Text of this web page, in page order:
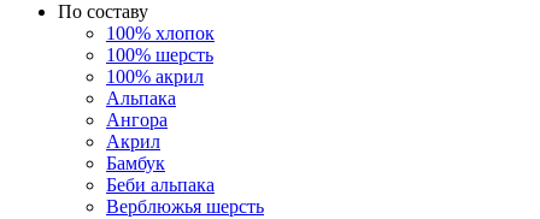
По составу
100% хлопок
100% шерсть
100% акрил
Альпака
Ангора
Акрил
Бамбук
Беби альпака
Верблюжья шерсть